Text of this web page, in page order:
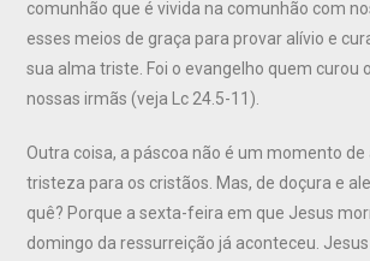
comunhão que é vivida na comunhão com
esses meios de graça para provar alívio e
sua alma triste. Foi o evangelho quem curou
nossas irmãs (veja Lc 24.5-11).
Outra coisa, a páscoa não é um momento de
tristeza para os cristãos. Mas, de doçura e
quê? Porque a sexta-feira em que Jesus
domingo da ressurreição já aconteceu.